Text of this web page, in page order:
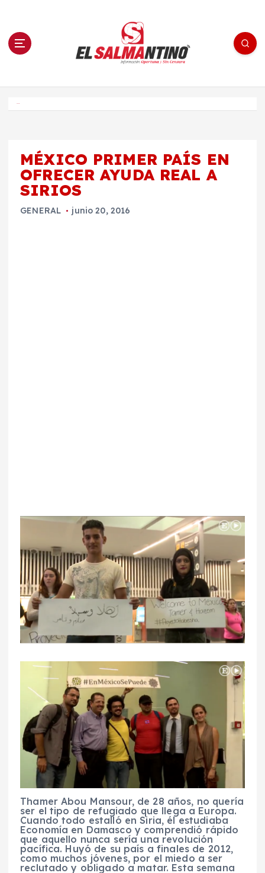
n El Salmantino - medios/noticias/editorial
MÉXICO PRIMER PAÍS EN
OFRECER AYUDA REAL A
SIRIOS
GENERAL junio 20, 2016
Thamer Abou Mansour, de 28 años, no quería
ser el tipo de refugiado que llega a Europa.
Cuando todo estalló en Siria, él estudiaba
Economía en Damasco y comprendió rápido
que aquello nunca sería una revolución
pacífica. Huyó de su país a finales de 2012,
como muchos jóvenes, por el miedo a ser
reclutado y obligado a matar. Esta semana